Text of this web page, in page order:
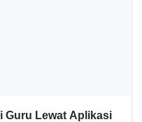
Guru Lewat Aplikasi